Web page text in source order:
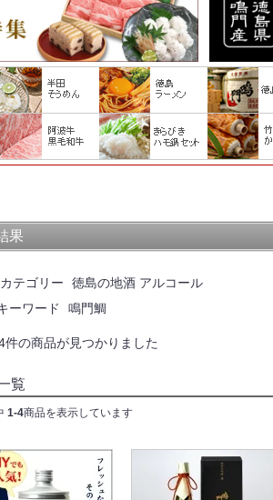
果
カテゴリー
徳島の地酒 アルコール
ーワード
鳴門鯛
件の商品が見つかりました
覧
1-4商品を表示しています